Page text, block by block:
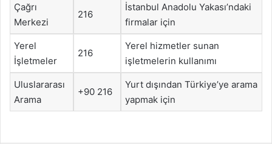
Çağrı
Merkezi
216
İstanbul Anadolu Yakası’ndaki
firmalar için
Yerel
İşletmeler
216
Yerel hizmetler sunan
işletmelerin kullanımı
Uluslararası
Arama
+90 216
Yurt dışından Türkiye’ye arama
yapmak için